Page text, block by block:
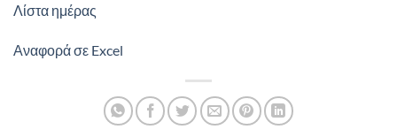
Λίστα ημέρας
Αναφορά σε Excel